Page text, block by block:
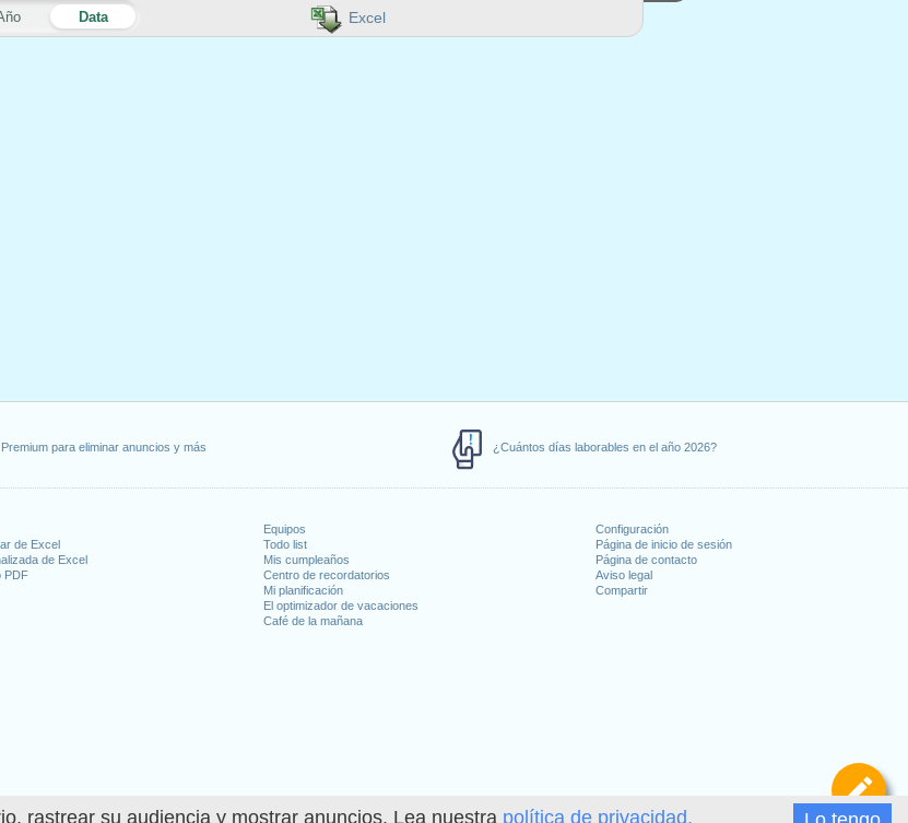
rastrear su audiencia y mostrar anuncios. Lea nuestra política de privacidad.
para eliminar anuncios y más ¿Cuántos días laborables en el año 2026?
de Excel
de Excel
PDF
Equipos
Todo list
Mis cumpleaños
Centro de recordatorios
Mi planificación
El optimizador de vacaciones
Café de la mañana
Configuración
Página de inicio de sesión
Página de contacto
Aviso legal
Compartir
Excel
Data